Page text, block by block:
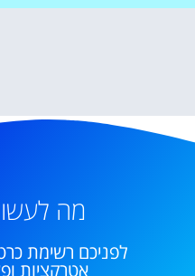
מה
לפניכם רשימת
אטרקציות